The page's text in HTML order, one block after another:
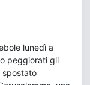
lunedì a
peggiorati gli
spostato